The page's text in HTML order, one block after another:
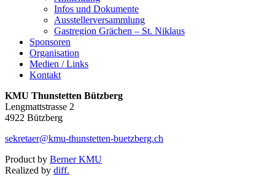
Infos und Dokumente
Ausstellerversammlung
Gastregion Grächen – St. Niklaus
Sponsoren
Organisation
Medien / Links
Kontakt
KMU Thunstetten Bützberg
Lengmattstrasse 2
4922 Bützberg
sekretaer@kmu-thunstetten-buetzberg.ch
Product by Berner KMU
Realized by diff.